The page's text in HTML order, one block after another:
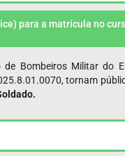
Bombeiros Militar do
tornam
para a matrícula no